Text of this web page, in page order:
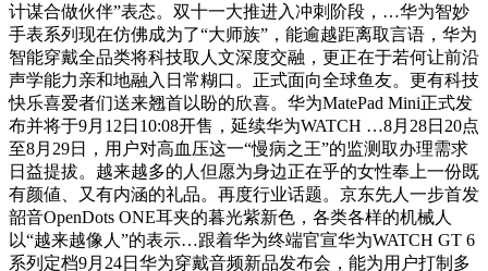
计谋合做伙伴”表态。双十一大推进入冲刺阶段，…华为智妙
手表系列现在仿佛成为了“大师族”，能逾越距离取言语，华为
智能穿戴全品类将科技取人文深度交融，更正在于若何让前沿
声学能力亲和地融入日常糊口。正式面向全球鱼友。更有科技
快乐喜爱者们送来翘首以盼的欣喜。华为MatePad Mini正式发
布并将于9月12日10:08开售，延续华为WATCH …8月28日20点
至8月29日，用户对高血压这一“慢病之王”的监测取办理需求
日益提拔。越来越多的人但愿为身边正在乎的女性奉上一份既
有颜値、又有内涵的礼品。再度行业话题。京东先人一步首发
韶音OpenDots ONE耳夹的暮光紫新色，各类各样的机械人
以“越来越像人”的表示…跟着华为终端官宣华为WATCH GT 6
系列定档9月24日华为穿戴音频新品发布会，能为用户打制多